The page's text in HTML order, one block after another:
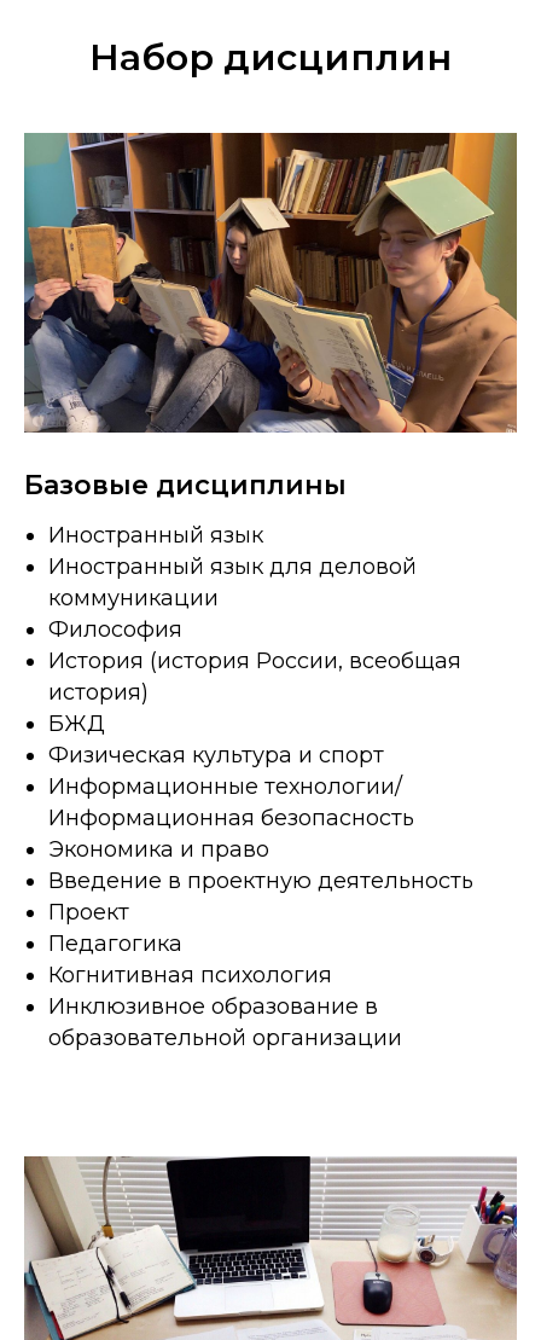
Набор дисциплин
Базовые дисциплины
Иностранный язык
Иностранный язык для деловой
коммуникации
Философия
История (история России, всеобщая
история)
БЖД
Физическая культура и спорт
Информационные технологии/
Информационная безопасность
Экономика и право
Введение в проектную деятельность
Проект
Педагогика
Когнитивная психология
Инклюзивное образование в
образовательной организации